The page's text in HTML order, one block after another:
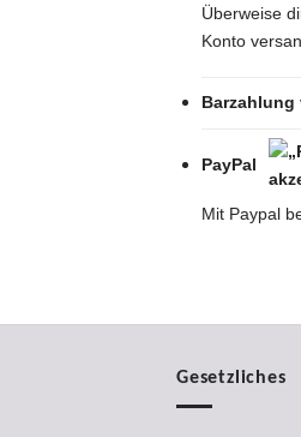
Überweise
Konto
Barzahlung
PayPal
Mit Paypal
Gesetzliches